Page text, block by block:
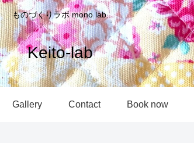
ものづくりラボ mono lab.
Keito-lab
Gallery Contact Book now